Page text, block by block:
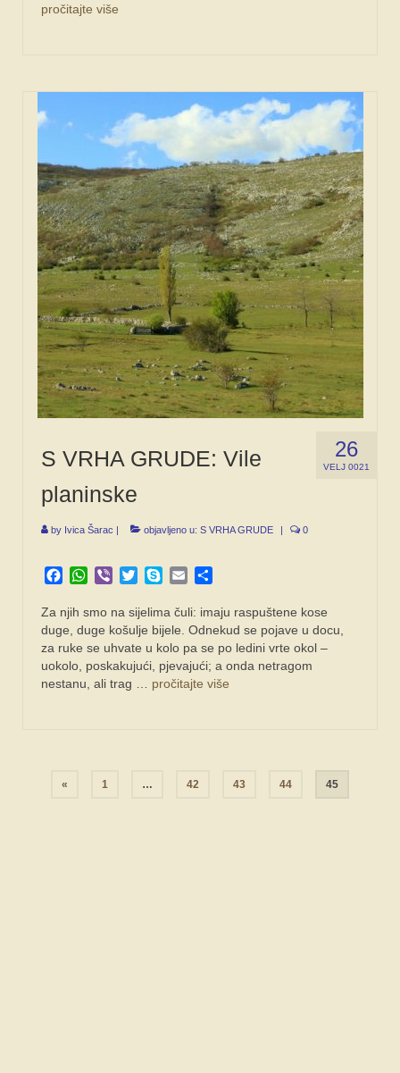
pročitajte više
26
VELJ 0021
S VRHA GRUDE: Vile
planinske
by Ivica Šarac | objavljeno u: S VRHA GRUDE | 0
Facebook
WhatsApp
Viber TwitterSkypeEmail
Za njih smo na sijelima čuli: imaju raspuštene kose
duge, duge košulje bijele. Odnekud se pojave u docu,
za ruke se uhvate u kolo pa se po ledini vrte okol –
uokolo, poskakujući, pjevajući; a onda netragom
nestanu, ali trag … pročitajte više
Navigacija
« 1 … 42 43 44 45